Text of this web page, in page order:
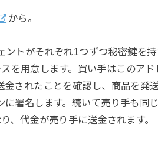
から。
ントがそれぞれ1つずつ秘密鍵を
を用意します。買い手はこのア
されたことを確認し、商品を発
に署名します。続いて売り手も同
、代金が売り手に送金されます。